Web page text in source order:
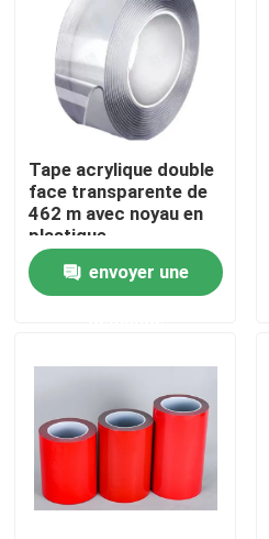
Aperçu
Produits
A propos de nous
Visite d'usine
Tape acrylique double
face transparente de
462 m avec noyau en
plastique
envoyer une